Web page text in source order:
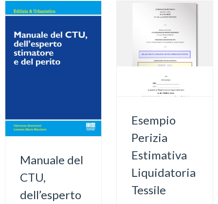
Manuale del
CTU,
dell’esperto
Esempio
Perizia
Estimativa
Liquidatoria
Tessile